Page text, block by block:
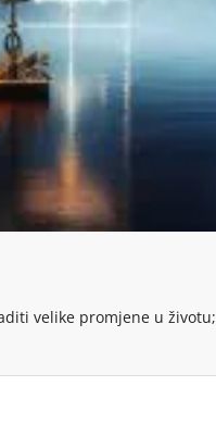
velike promjene u životu;